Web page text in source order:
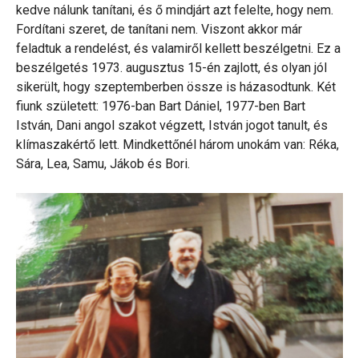
kedve nálunk tanítani, és ő mindjárt azt felelte, hogy nem.
Fordítani szeret, de tanítani nem. Viszont akkor már
feladtuk a rendelést, és valamiről kellett beszélgetni. Ez a
beszélgetés 1973. augusztus 15-én zajlott, és olyan jól
sikerült, hogy szeptemberben össze is házasodtunk. Két
fiunk született: 1976-ban Bart Dániel, 1977-ben Bart
István, Dani angol szakot végzett, István jogot tanult, és
klímaszakértő lett. Mindkettőnél három unokám van: Réka,
Sára, Lea, Samu, Jákob és Bori.